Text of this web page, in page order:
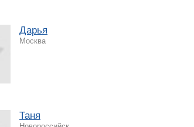
Дарья
Москва
Таня